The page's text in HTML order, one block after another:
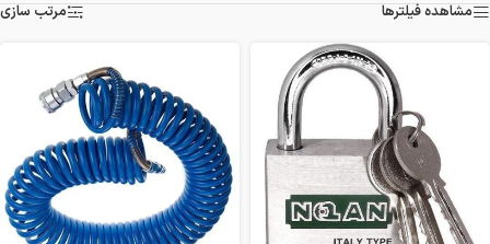
مشاهده فیلترها
مرتب سازی